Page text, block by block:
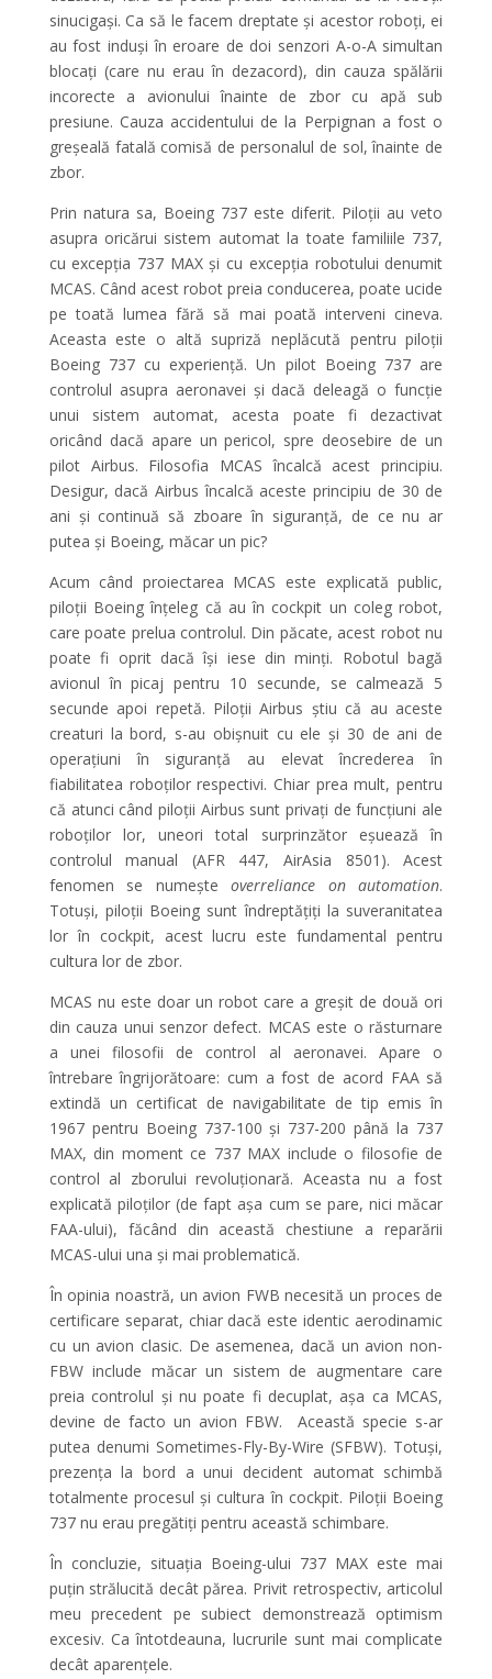
sinucigași. Ca să le facem dreptate și acestor roboți, ei
au fost induși în eroare de doi senzori A-o-A simultan
blocați (care nu erau în dezacord), din cauza spălării
incorecte a avionului înainte de zbor cu apă sub
presiune. Cauza accidentului de la Perpignan a fost o
greșeală fatală comisă de personalul de sol, înainte de
zbor.
Prin natura sa, Boeing 737 este diferit. Piloții au veto
asupra oricărui sistem automat la toate familiile 737,
cu excepția 737 MAX și cu excepția robotului denumit
MCAS. Când acest robot preia conducerea, poate ucide
pe toată lumea fără să mai poată interveni cineva.
Aceasta este o altă supriză neplăcută pentru piloții
Boeing 737 cu experiență. Un pilot Boeing 737 are
controlul asupra aeronavei și dacă deleagă o funcție
unui sistem automat, acesta poate fi dezactivat
oricând dacă apare un pericol, spre deosebire de un
pilot Airbus. Filosofia MCAS încalcă acest principiu.
Desigur, dacă Airbus încalcă aceste principiu de 30 de
ani și continuă să zboare în siguranță, de ce nu ar
putea și Boeing, măcar un pic?
Acum când proiectarea MCAS este explicată public,
piloții Boeing înțeleg că au în cockpit un coleg robot,
care poate prelua controlul. Din păcate, acest robot nu
poate fi oprit dacă își iese din minți. Robotul bagă
avionul în picaj pentru 10 secunde, se calmează 5
secunde apoi repetă. Piloții Airbus știu că au aceste
creaturi la bord, s-au obișnuit cu ele și 30 de ani de
operațiuni în siguranță au elevat încrederea în
fiabilitatea roboților respectivi. Chiar prea mult, pentru
că atunci când piloții Airbus sunt privați de funcțiuni ale
roboților lor, uneori total surprinzător eșuează în
controlul manual (AFR 447, AirAsia 8501). Acest
fenomen se numeșteoverreliance on automation.
Totuși, piloții Boeing sunt îndreptățiți la suveranitatea
lor în cockpit, acest lucru este fundamental pentru
cultura lor de zbor.
MCAS nu este doar un robot care a greșit de două ori
din cauza unui senzor defect. MCAS este o răsturnare
a unei filosofii de control al aeronavei. Apare o
întrebare îngrijorătoare: cum a fost de acord FAA să
extindă un certificat de navigabilitate de tip emis în
1967 pentru Boeing 737-100 și 737-200 până la 737
MAX, din moment ce 737 MAX include o filosofie de
control al zborului revoluționară. Aceasta nu a fost
explicată piloților (de fapt așa cum se pare, nici măcar
FAA-ului), făcând din această chestiune a reparării
MCAS-ului una și mai problematică.
În opinia noastră, un avion FWB necesită un proces de
certificare separat, chiar dacă este identic aerodinamic
cu un avion clasic. De asemenea, dacă un avion non-
FBW include măcar un sistem de augmentare care
preia controlul și nu poate fi decuplat, așa ca MCAS,
devine de facto un avion FBW. Această specie s-ar
putea denumi Sometimes-Fly-By-Wire (SFBW). Totuși,
prezența la bord a unui decident automat schimbă
totalmente procesul și cultura în cockpit. Piloții Boeing
737 nu erau pregătiți pentru această schimbare.
În concluzie, situația Boeing-ului 737 MAX este mai
puțin strălucită decât părea. Privit retrospectiv, articolul
meu precedent pe subiect demonstrează optimism
excesiv. Ca întotdeauna, lucrurile sunt mai complicate
decât aparențele.